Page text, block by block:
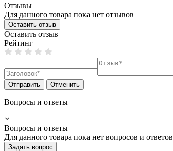
Отзывы
Для данного товара пока нет отзывов
Оставить отзыв
Оставить отзыв
Рейтинг
Отправить Отменить
Вопросы и ответы
Вопросы и ответы
Для данного товара пока нет вопросов и ответов
Задать вопрос